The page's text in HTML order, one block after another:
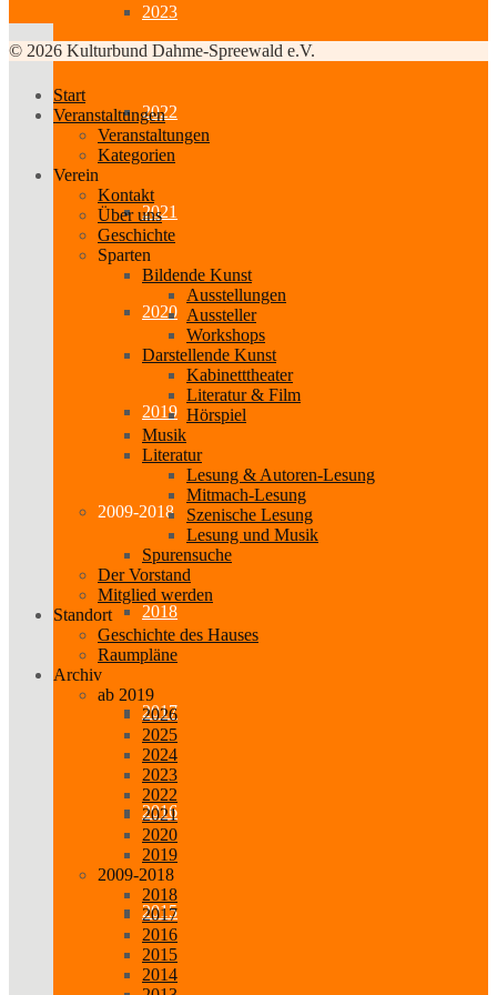
2023
2022
2021
2020
2019
2009-2018
2018
2017
2016
2015
© 2026 Kulturbund Dahme-Spreewald e.V.
Start
Veranstaltungen
Veranstaltungen
Kategorien
Verein
Kontakt
Über uns
Geschichte
Sparten
Bildende Kunst
Ausstellungen
Aussteller
Workshops
Darstellende Kunst
Kabinetttheater
Literatur & Film
Hörspiel
Musik
Literatur
Lesung & Autoren-Lesung
Mitmach-Lesung
Szenische Lesung
Lesung und Musik
Spurensuche
Der Vorstand
Mitglied werden
Standort
Geschichte des Hauses
Raumpläne
Archiv
ab 2019
2026
2025
2024
2023
2022
2021
2020
2019
2009-2018
2018
2017
2016
2015
2014